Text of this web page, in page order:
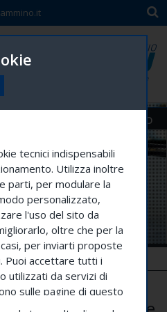
Siti Gruppo
CONTROLLI E RILIEVI...
tecnici indispensabili
Utilizza inoltre
parti, per modulare la
personalizzato,
l'uso del sito da
oltre che per la
per inviarti proposte
Puoi accettare tutti i
utilizzati da servizi di
sulle pagine di questo
"Accetta tutti i cookie"